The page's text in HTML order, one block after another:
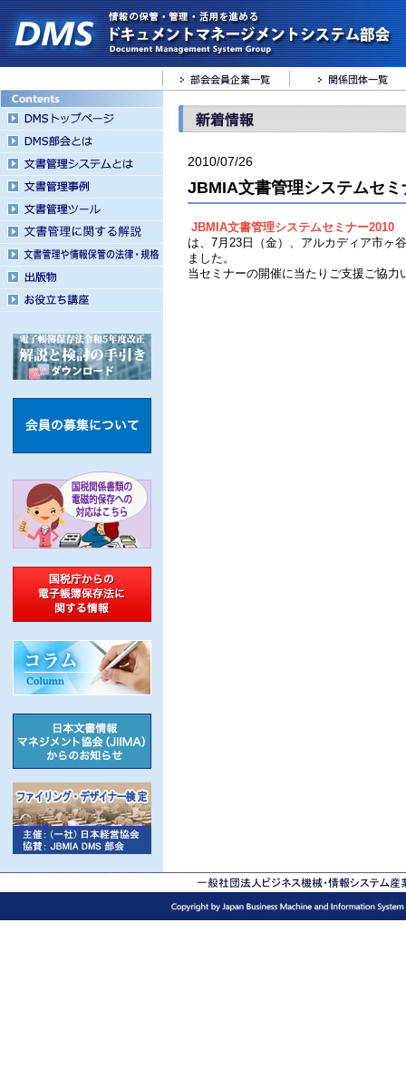
2010/07/26
JBMIA文書管理システムセミ
JBMIA文書管理システムセミナー2010
は、7月23日（金）、アルカディア市ヶ
ました。
当セミナーの開催に当たりご支援ご協